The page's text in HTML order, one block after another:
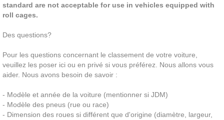
standard are not acceptable for use in vehicles equipped with
roll cages.
Des questions?
Pour les questions concernant le classement de votre voiture,
veuillez les poser ici ou en privé si vous préférez. Nous allons vous
aider. Nous avons besoin de savoir :
- Modèle et année de la voiture (mentionner si JDM)
- Modèle des pneus (rue ou race)
- Dimension des roues si différent que d'origine (diamètre, largeur,